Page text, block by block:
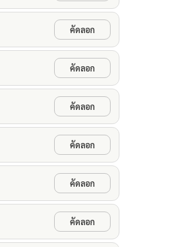
คัดลอก
คัดลอก
คัดลอก
คัดลอก
คัดลอก
คัดลอก